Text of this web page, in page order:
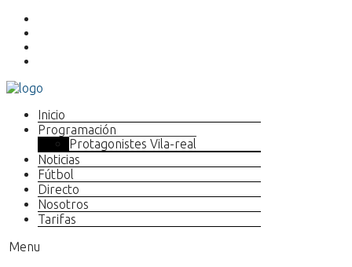
Inicio
Programación
Protagonistes Vila-real
Noticias
Fútbol
Directo
Nosotros
Tarifas
Menu